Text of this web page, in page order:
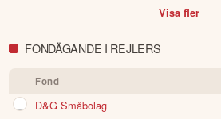
Visa fler
FONDÄGANDE I REJLERS
Fond
D&G Småbolag